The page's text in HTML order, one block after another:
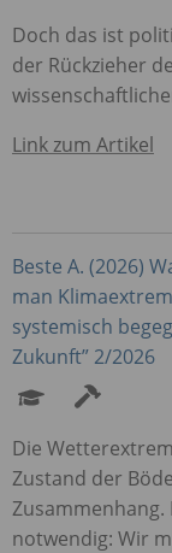
Doch das ist
der Rückzieher
Link zum Artikel
Beste A. (2026)
man
systemisch
Zukunft” 2/2026
Die
Zustand der
notwendig: Wir